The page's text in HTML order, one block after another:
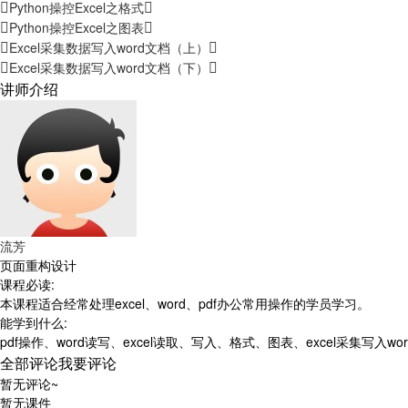
Python操控Excel之格式
Python操控Excel之图表
Excel采集数据写入word文档（上）
Excel采集数据写入word文档（下）
讲师介绍
流芳
页面重构设计
课程必读:
本课程适合经常处理excel、word、pdf办公常用操作的学员学习。
能学到什么:
pdf操作、word读写、excel读取、写入、格式、图表、excel采集写入
全部评论我要评论
暂无评论~
暂无课件